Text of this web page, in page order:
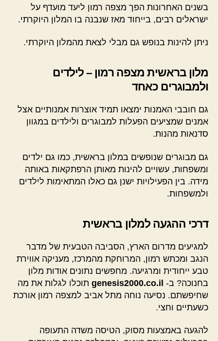
בשנים האחרונות הפך מצפה רמון ליעד מועדף על
ישראלים רבים, בייחוד מאז שנבנה בו המלון היוקרתי.
ניתן להינות בנופש גם מבלי לצאת מהמלון היוקרתי.
מלון בראשית מצפה רמון – לילדים
ולמבוגרים כאחד
גם חובבי האמנות ימצאו תמיד אוצרות אמנותיים אצל
אמנים שמציעים הפעלות למבוגרים ולילדים במגוון
סדנאות מהנות.
גם מבוגרים שנופשים במלון בראשית, כמו גם ילדים
ומשפחות, עשויים להינות מאותן הרפתקאות באותה
מידה. בין הפעילויות ישנן גם כאלו המתאימות לילדים
ולמשפחות.
דרכי ההגעה למלון בראשית
למגיעים מדרום הארץ, הסביבה הטבעית של מדבר
הנגב ומכתש רמון, המרוחקת מהמרכז, מעניקה אווירת
טבע ייחודית ומרגיעה. מחפשים נתונים אודות מלון
בחנוכה? ב- genesis2000.co.il תוכלו לגלות את מה
שחיפשתם. נסיעה נוחה מתל אביב למצפה רמון אורכת
כשעתיים וחצי.
להגעה באמצעות מסוק, הטיסה משדה התעופה